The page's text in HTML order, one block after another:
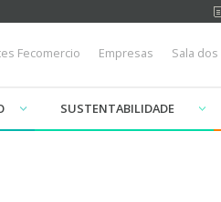
Fecomercio Empresas Sala
SUSTENTABILIDADE